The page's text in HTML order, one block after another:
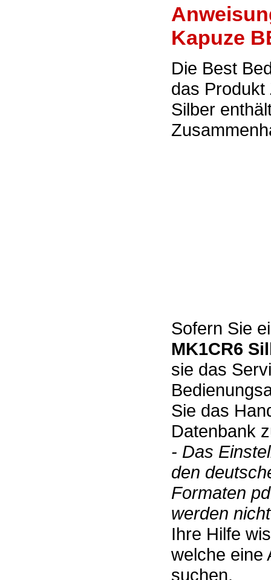
Kapuze
Die Best
das Produkt
Silber
Sofern Sie
MK1CR6
sie das
Sie das
Datenbank
- Das
den
Formaten
werden
Ihre Hilfe
welche eine
suchen.